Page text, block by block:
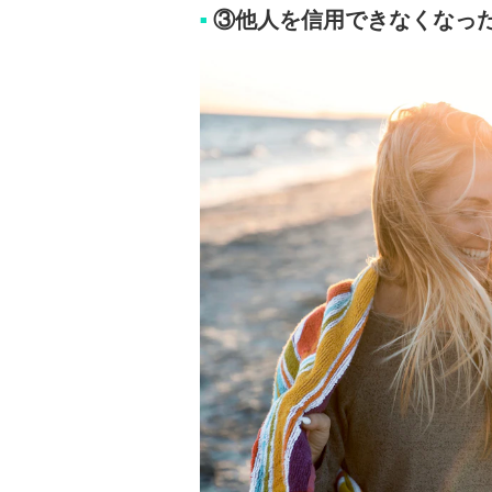
■ ③他人を信用できなくなっ